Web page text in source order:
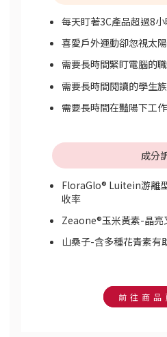
每天盯著3C產品超過8
喜愛戶外運動卻忽視太
需要長時間緊盯電腦的
需要長時間閱讀的學生族
需要長時間在豔陽下工
成分
FloraGlo® Luitein游離
收率
Zeaone®玉米黃素-晶亮
山桑子-含多種花青素有
前往商品